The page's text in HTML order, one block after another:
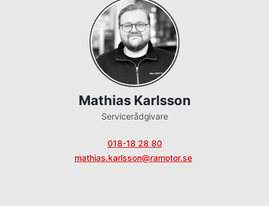
Mathias Karlsson
Servicerådgivare
018-18 28 80
mathias.karlsson@ramotor.se